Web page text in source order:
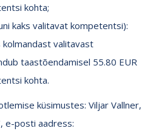
kohta;
kaks valitavat kompetentsi):
kolmandast valitavast
taastõendamisel 55.80 EUR
kohta.
küsimustes: Viljar Vallner,
e-posti aadress: